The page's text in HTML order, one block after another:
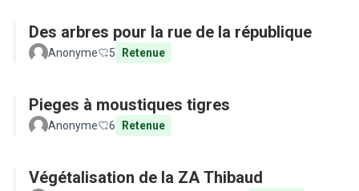
Des arbres pour la rue de la république
Anonyme 5 Retenue
Pieges à moustiques tigres
Anonyme 6 Retenue
Végétalisation de la ZA Thibaud